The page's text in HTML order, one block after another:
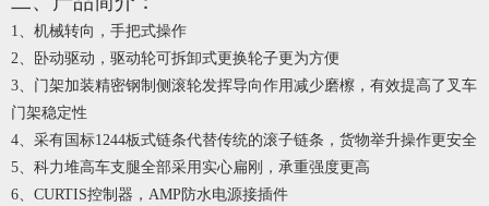
1、 机械转向，手把式操作
2、卧动驱动，驱动轮可拆卸式更换轮子更为方便
3、门架加装精密钢制侧滚轮发挥导向作用减少磨檫，有效提高了叉车
门架稳定性
4、采有国标1244板式链条代替传统的滚子链条，货物举升操作更安全
5、科力堆高车支腿全部采用实心扁刚，承重强度更高
6、 CURTIS控制器，AMP防水电源接插件